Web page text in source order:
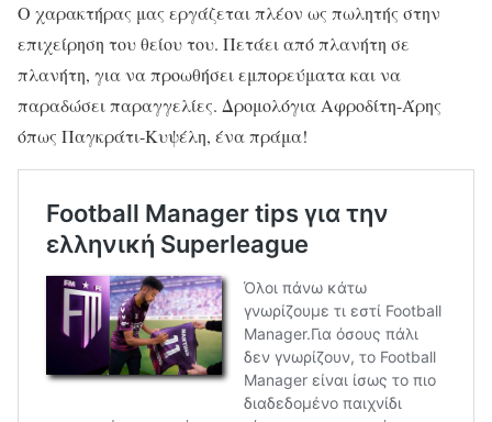
Ο χαρακτήρας μας εργάζεται πλέον ως πωλητής στην
επιχείρηση του θείου του. Πετάει από πλανήτη σε
πλανήτη, για να προωθήσει εμπορεύματα και να
παραδώσει παραγγελίες. Δρομολόγια Αφροδίτη-Άρης
όπως Παγκράτι-Κυψέλη, ένα πράμα!